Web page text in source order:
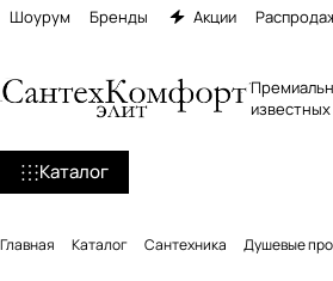
Шоурум Бренды Акции
Каталог
Главная Каталог Сантехника Душевые